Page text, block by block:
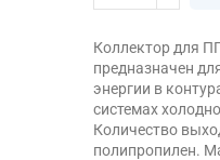
Коллектор для
предназначен
энергии в
системах
Количество
полипропилен.